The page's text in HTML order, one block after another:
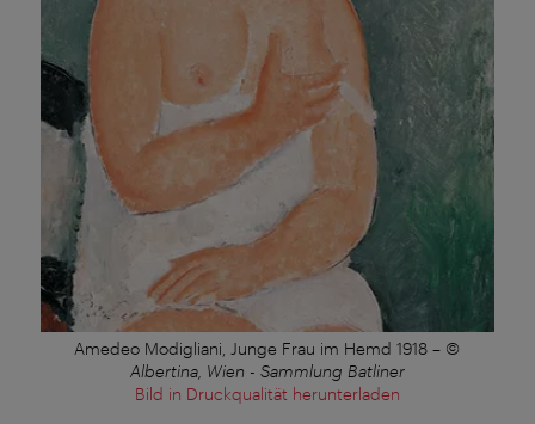
Amedeo Modigliani, Junge Frau im Hemd 1918– ©
Albertina, Wien - Sammlung Batliner
Bild in Druckqualität herunterladen